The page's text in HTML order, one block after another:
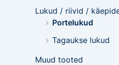
Lukud / riivid /
Portelukud
Tagaukse lukud
Muud tooted